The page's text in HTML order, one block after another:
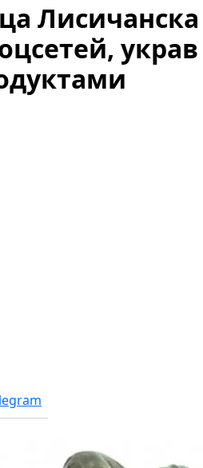
Лисичанска